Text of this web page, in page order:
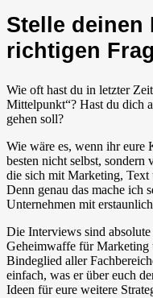
Stelle deinen
richtigen
Wie oft hast du in letzter
Mittelpunkt“? Hast du dich
gehen soll?
Wie wäre es, wenn ihr eure
besten nicht selbst, sondern
die sich mit Marketing, Text
Denn genau das mache ich
Unternehmen mit
Die Interviews sind
Geheimwaffe für Marketing
Bindeglied aller
einfach, was er über euch
Ideen für eure weitere